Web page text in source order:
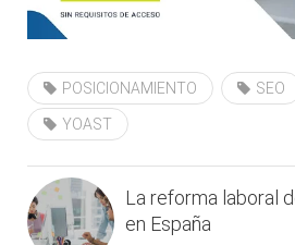
POSICIONAMIENTO SEO
YOAST
La reforma laboral
en España